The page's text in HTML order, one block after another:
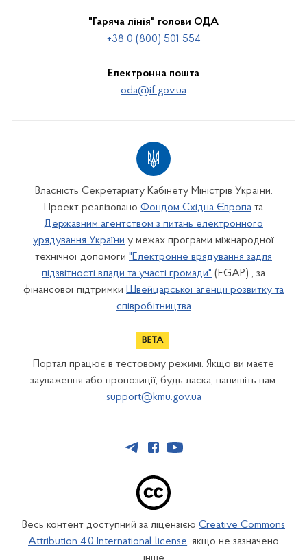
"Гаряча лінія" голови ОДА
+38 0 (800) 501 554
Електронна пошта
oda@if.gov.ua
Власність Секретаріату Кабінету Міністрів України.
Проект реалізовано Фондом Східна Європа та
Державним агентством з питань електронного
урядування України у межах програми міжнародної
технічної допомоги "Електронне врядування задля
підзвітності влади та участі громади" (EGAP) , за
фінансової підтримки Швейцарської агенції розвитку та
співробітництва
Портал працює в тестовому режимі. Якщо ви маєте
зауваження або пропозиції, будь ласка, напишіть нам:
support@kmu.gov.ua
Весь контент доступний за ліцензією Creative Commons
Attribution 4.0 International license, якщо не зазначено